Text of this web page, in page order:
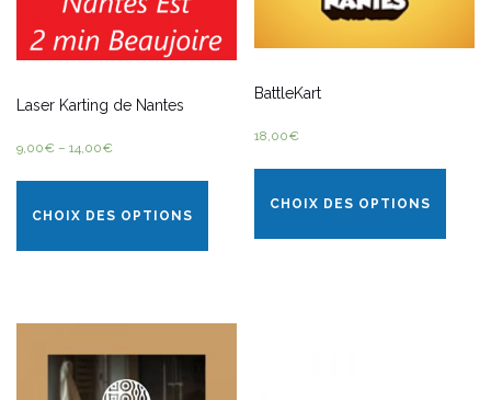
Laser Karting de Nantes
9,00€ – 14,00€
CHOIX DES OPTIONS
BattleKart
18,00€
CHOIX DES OPTIONS